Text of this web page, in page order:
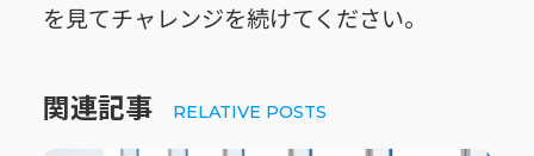
を見てチャレンジを続けてください。
関連記事 RELATIVE POSTS